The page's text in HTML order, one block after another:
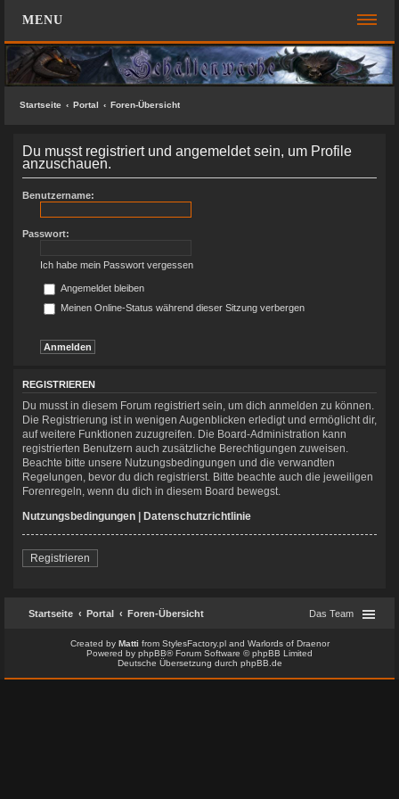
MENU
FOREN-ÜBERSICHT
Aktive Themen
Suche
REGISTRIEREN
KONTAKT
SUCHE
Startseite Portal Foren-Übersicht
Du musst registriert und angemeldet sein, um Profile
anzuschauen.
Benutzername:
Passwort:
Ich habe mein Passwort vergessen
Angemeldet bleiben
Meinen Online-Status während dieser Sitzung verbergen
REGISTRIEREN
Du musst in diesem Forum registriert sein, um dich anmelden zu können.
Die Registrierung ist in wenigen Augenblicken erledigt und ermöglicht dir,
auf weitere Funktionen zuzugreifen. Die Board-Administration kann
registrierten Benutzern auch zusätzliche Berechtigungen zuweisen.
Beachte bitte unsere Nutzungsbedingungen und die verwandten
Regelungen, bevor du dich registrierst. Bitte beachte auch die jeweiligen
Forenregeln, wenn du dich in diesem Board bewegst.
Nutzungsbedingungen | Datenschutzrichtlinie
Registrieren
Startseite Portal Foren-Übersicht Das Team
Created by Matti from StylesFactory.pland Warlords of Draenor
Powered by phpBB® Forum Software © phpBB Limited
Deutsche Übersetzung durch phpBB.de